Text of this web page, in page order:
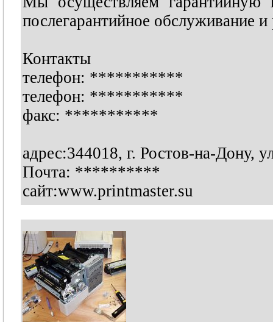
послегарантийное обслуживание и
Контакты
телефон: ***********
телефон: ***********
факс: ***********
адрес:344018, г. Ростов-на-Дону,
Почта: **********
сайт:www.printmaster.su